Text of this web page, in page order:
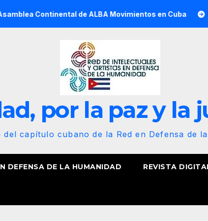
de ALBA Movimientos en Cuba Participa
por la paz y la
del capítulo cubano de la Red en Defensa de
DEFENSA DE LA HUMANIDAD REVISTA